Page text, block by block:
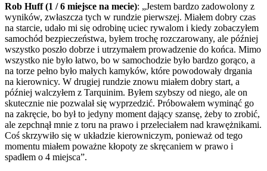
Rob Huff (1 / 6 miejsce na mecie): „Jestem bardzo zadowolony z
wyników, zwłaszcza tych w rundzie pierwszej. Miałem dobry czas
na starcie, udało mi się odrobinę uciec rywalom i kiedy zobaczyłem
samochód bezpieczeństwa, byłem trochę rozczarowany, ale później
wszystko poszło dobrze i utrzymałem prowadzenie do końca. Mimo
wszystko nie było łatwo, bo w samochodzie było bardzo gorąco, a
na torze pełno było małych kamyków, które powodowały drgania
na kierownicy. W drugiej rundzie znowu miałem dobry start, a
później walczyłem z Tarquinim. Byłem szybszy od niego, ale on
skutecznie nie pozwalał się wyprzedzić. Próbowałem wyminąć go
na zakręcie, bo był to jedyny moment dający szansę, żeby to zrobić,
ale zepchnął mnie z toru na prawo i przeleciałem nad krawężnikami.
Coś skrzywiło się w układzie kierowniczym, ponieważ od tego
momentu miałem poważne kłopoty ze skręcaniem w prawo i
spadłem o 4 miejsca”.